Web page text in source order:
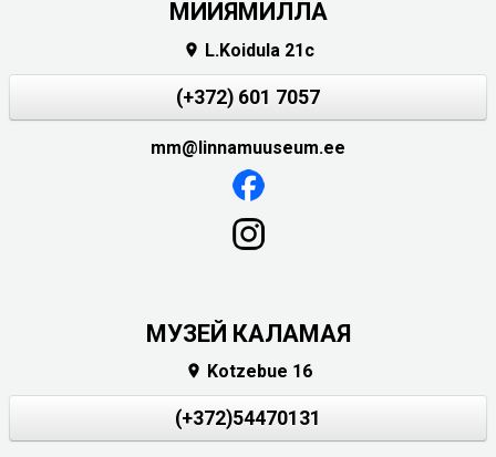
МИИЯМИЛЛА
 L.Koidula 21c
(+372) 601 7057
mm@linnamuuseum.ee
МУЗЕЙ КАЛАМАЯ
 Kotzebue 16
(+372)54470131